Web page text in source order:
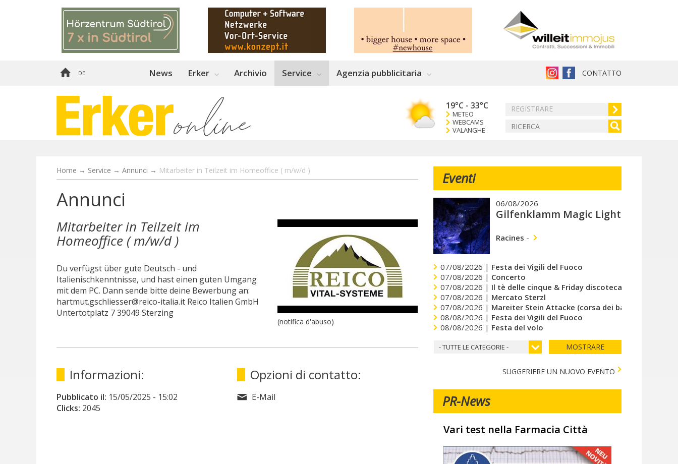
DE CONTATTO
News Erker Archivio Service Agenzia pubblicitaria
REGISTRARE
19°C - 33°C
METEO
WEBCAMS
VALANGHE
Home → Service → Annunci → Mitarbeiter in Teilzeit im Homeoffice ( m/w/d )
Annunci
Mitarbeiter in Teilzeit im
Homeoffice ( m/w/d )
Du verfügst über gute Deutsch - und
Italienischkenntnisse, und hast einen guten Umgang
mit dem PC. Dann sende bitte deine Bewerbung an:
hartmut.gschliesser@reico-italia.it Reico Italien GmbH
Untertotplatz 7 39049 Sterzing
(notifica d'abuso)
Informazioni:
Pubblicato il: 15/05/2025 - 15:02
Clicks: 2045
Opzioni di contatto:
E-Mail
Eventi
06/08/2026
Gilfenklamm Magic Light
Racines -
07/08/2026 | Festa dei Vigili del Fuoco
07/08/2026 | Concerto
07/08/2026 | Il tè delle cinque & Friday discoteca del cuore
07/08/2026 | Mercato Sterzl
07/08/2026 | Mareiter Stein Attacke (corsa dei bambini)
08/08/2026 | Festa dei Vigili del Fuoco
08/08/2026 | Festa del volo
- TUTTE LE CATEGORIE - MOSTRARE
SUGGERIERE UN NUOVO EVENTO
PR-News
Vari test nella Farmacia Città